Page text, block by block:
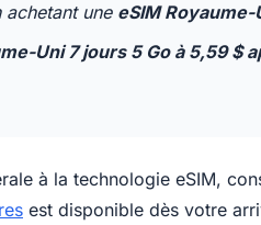
une eSIM
Uni 7 jours 5 Go à 5,59 $
à la technologie eSIM,
est disponible dès votre